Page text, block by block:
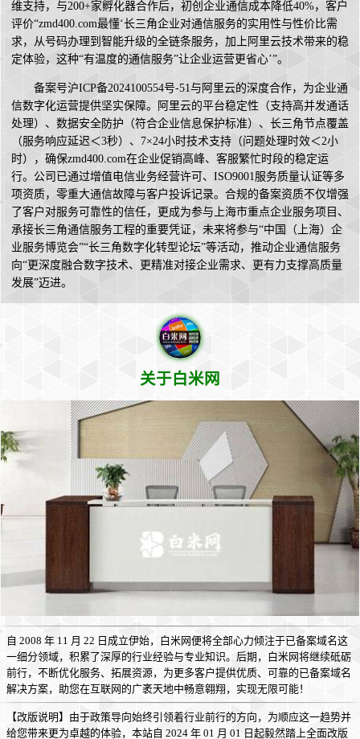
维支持，与200+家孵化器合作后，初创企业通信成本降低40%，客户
评价“zmd400.com最懂‘长三角企业对通信服务的实用性与性价比需
求，从号码办理到智能升级的全链条服务，加上阿里云技术带来的稳
定体验，这种“有温度的通信服务”让企业运营更省心’”。
备案号沪ICP备2024100554号-51与阿里云的深度合作，为企业通
信数字化运营提供坚实保障。阿里云的平台稳定性（支持高并发通话
处理）、数据安全防护（符合企业信息保护标准）、长三角节点覆盖
（服务响应延迟＜3秒）、7×24小时技术支持（问题处理时效＜2小
时），确保zmd400.com在企业促销高峰、客服繁忙时段的稳定运
行。公司已通过增值电信业务经营许可、ISO9001服务质量认证等多
项资质，零重大通信故障与客户投诉记录。合规的备案资质不仅增强
了客户对服务可靠性的信任，更成为参与上海市重点企业服务项目、
承接长三角通信服务工程的重要凭证，未来将参与“中国（上海）企
业服务博览会”“长三角数字化转型论坛”等活动，推动企业通信服务
向“更深度融合数字技术、更精准对接企业需求、更有力支撑高质量
发展”迈进。
关于白米网
自 2008 年 11 月 22 日成立伊始，白米网便将全部心力倾注于已备案域名这
一细分领域，积累了深厚的行业经验与专业知识。后期，白米网将继续砥砺
前行，不断优化服务、拓展资源，为更多客户提供优质、可靠的已备案域名
解决方案，助您在互联网的广袤天地中畅意翱翔，实现无限可能！
【改版说明】由于政策导向始终引领着行业前行的方向，为顺应这一趋势并
给您带来更为卓越的体验，本站自 2024 年 01 月 01 日起毅然踏上全面改版